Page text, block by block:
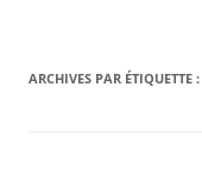
ARCHIVES PAR ÉTIQUETTE :